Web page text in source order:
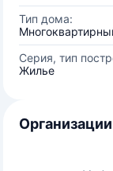
Тип дома:
Серия, тип
Жилье